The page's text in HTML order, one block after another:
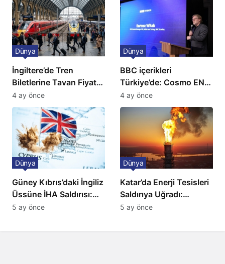
İngiltere’de Tren
Biletlerine Tavan Fiyat:
Ulaşımda Yeni
Düzenleme
Dünya
4 ay önce
BBC içerikleri
Türkiye’de: Cosmo EN
ve BBC Player yayında
Dünya
4 ay önce
Güney Kıbrıs’daki İngiliz
Üssüne İHA Saldırısı:
Patlama, Sirenler ve
Dünya
5 ay önce
Katar’da Enerji Tesisleri
Saldırıya Uğradı:
Avrupa’da Doğalgaz
Dünya
5 ay önce